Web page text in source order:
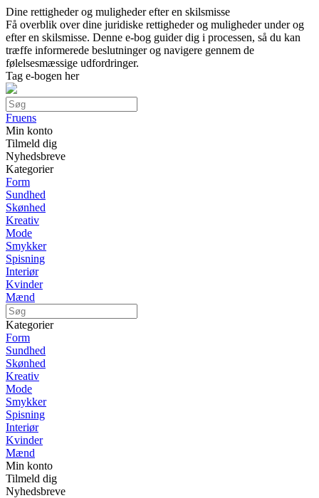
Dine rettigheder og muligheder efter en skilsmisse
Få overblik over dine juridiske rettigheder og muligheder under og
efter en skilsmisse. Denne e-bog guider dig i processen, så du kan
træffe informerede beslutninger og navigere gennem de
følelsesmæssige udfordringer.
Tag e-bogen her
Fruens
Min konto
Tilmeld dig
Nyhedsbreve
Kategorier
Form
Sundhed
Skønhed
Kreativ
Mode
Smykker
Spisning
Interiør
Kvinder
Mænd
Kategorier
Form
Sundhed
Skønhed
Kreativ
Mode
Smykker
Spisning
Interiør
Kvinder
Mænd
Min konto
Tilmeld dig
Nyhedsbreve